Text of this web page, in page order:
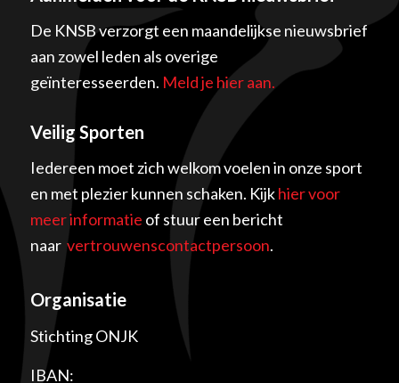
De KNSB verzorgt een maandelijkse nieuwsbrief
aan zowel leden als overige
geïnteresseerden. Meld je hier aan.
Veilig Sporten
Iedereen moet zich welkom voelen in onze sport
en met plezier kunnen schaken. Kijkhier voor
meer informatie of stuur een bericht
naar vertrouwenscontactpersoon.
Organisatie
Stichting ONJK
IBAN: